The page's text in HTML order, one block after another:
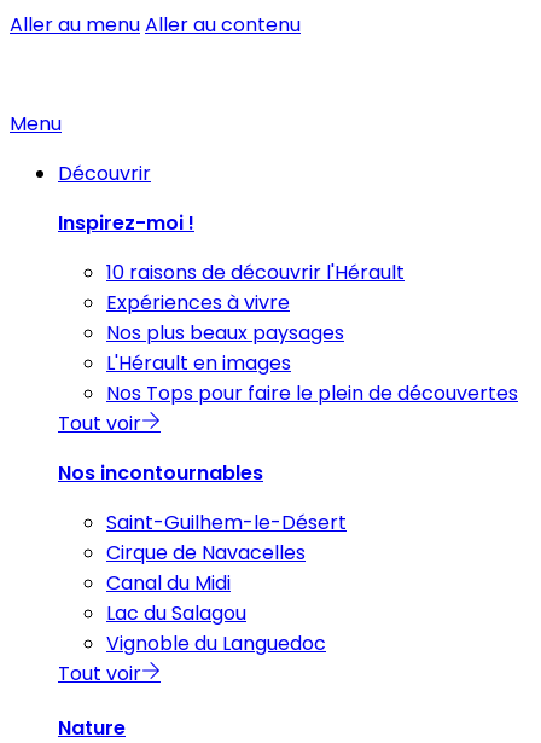
Aller au menuAller au contenu
Menu
Découvrir
Inspirez-moi !
10 raisons de découvrir l'Hérault
Expériences à vivre
Nos plus beaux paysages
L'Hérault en images
Nos Tops pour faire le plein de découvertes
Tout voir
Nos incontournables
Saint-Guilhem-le-Désert
Cirque de Navacelles
Canal du Midi
Lac du Salagou
Vignoble du Languedoc
Tout voir
Nature